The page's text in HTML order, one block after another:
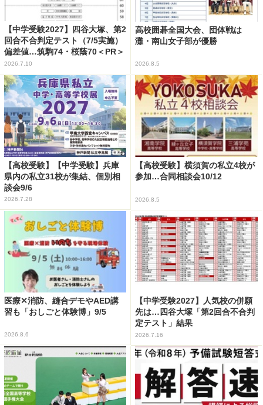
【中学受験2027】四谷大塚、第2
回合不合判定テスト（7/5実施）
偏差値…筑駒74・桜蔭70＜PR＞
2026.7.10
高校囲碁全国大会、団体戦は
灘・南山女子部が優勝
2026.8.5
【高校受験】【中学受験】兵庫
県内の私立31校が集結、個別相
談会9/6
2026.7.28
【高校受験】横須賀の私立4校が
参加…合同相談会10/12
2026.8.5
医療✕消防、縫合デモやAED講
習も「おしごと体験博」9/5
2026.8.6
【中学受験2027】人気校の併願
先は…四谷大塚「第2回合不合判
定テスト」結果
2026.7.16